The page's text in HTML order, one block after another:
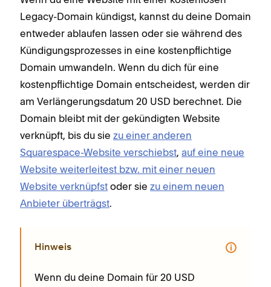
Legacy-Domain kündigst, kannst du deine Domain
entweder ablaufen lassen oder sie während des
Kündigungsprozesses in eine kostenpflichtige
Domain umwandeln. Wenn du dich für eine
kostenpflichtige Domain entscheidest, werden dir
am Verlängerungsdatum 20 USD berechnet. Die
Domain bleibt mit der gekündigten Website
verknüpft, bis du sie zu einer anderen
Squarespace-Website verschiebst, auf eine neue
Website weiterleitest bzw. mit einer neuen
Website verknüpfst oder sie zu einem neuen
Anbieter überträgst.
Hinweis
Wenn du deine Domain für 20 USD